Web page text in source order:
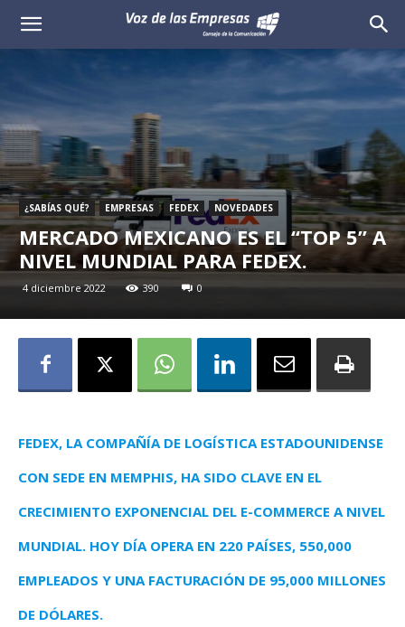
Voz
las
Empresas
¿SABÍAS QUÉ? EMPRESAS FEDEX NOVEDADES
MERCADO MEXICANO ES EL “TOP 5” A
NIVEL MUNDIAL PARA FEDEX.
4 diciembre 2022 390 0
FEDEX, LA COMPAÑÍA DE LOGÍSTICA ESTADOUNIDENSE
CON SEDE EN MEMPHIS, HA SIDO CLAVE EN EL
CRECIMIENTO EXPONENCIAL DEL E-COMMERCE A NIVEL
MUNDIAL. HOY DÍA OPERA EN 220 PAÍSES, 550,000
EMPLEADOS Y UNA FACTURACIÓN DE 95,000 MILLONES
DE DÓLARES.